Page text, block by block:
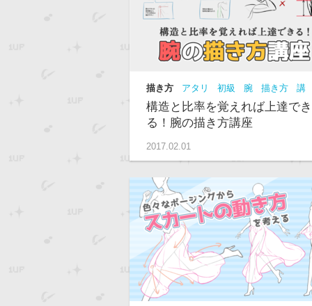
描き方 アタリ 初級 腕 描き方
講
座
構造と比率を覚えれば上達でき
る！腕の描き方講座
2017.02.01